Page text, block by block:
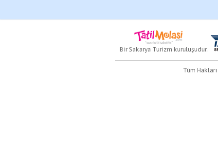
Bir Sakarya Turizm kuruluşudur.
Tüm